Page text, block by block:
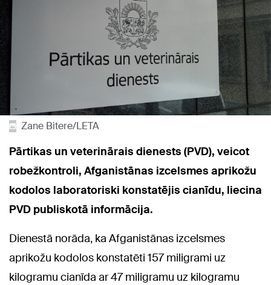
Zane Bitere/LETA
Pārtikas un veterinārais dienests (PVD), veicot
robežkontroli, Afganistānas izcelsmes aprikožu
kodolos laboratoriski konstatējis cianīdu, liecina
PVD publiskotā informācija.
Dienestā norāda, ka Afganistānas izcelsmes
aprikožu kodolos konstatēti 157 miligrami uz
kilogramu cianīda ar 47 miligramu uz kilogramu